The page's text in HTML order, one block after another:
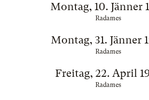
Montag, 10. Jänner
Radames
Montag, 31. Jänner
Radames
Freitag, 22. April
Radames